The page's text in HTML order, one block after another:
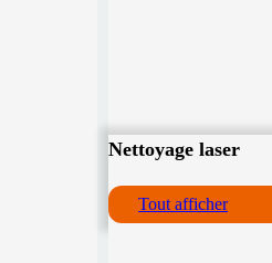
Nettoyage laser
Tout afficher